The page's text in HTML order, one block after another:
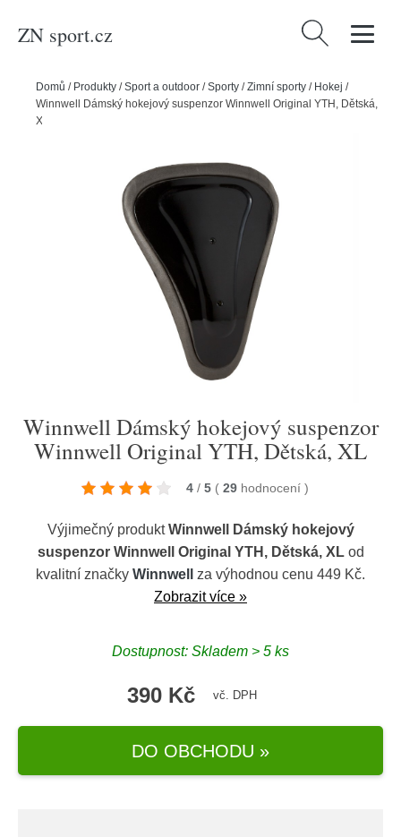
ZN sport.cz Vyhledávání
Domů / Produkty /Sport a outdoor /Sporty /Zimní sporty / Hokej /
Winnwell Dámský hokejový suspenzor Winnwell Original YTH, Dětská,
XL
Winnwell Dámský hokejový suspenzor
Winnwell Original YTH, Dětská, XL
4 / 5 ( 29 hodnocení )
Výjimečný produktWinnwell Dámský hokejový
suspenzor Winnwell Original YTH, Dětská, XLod
kvalitní značky Winnwell
za výhodnou cenu 449 Kč.
Zobrazit více »
Dostupnost: Skladem > 5 ks
390 Kč vč. DPH
DO OBCHODU »